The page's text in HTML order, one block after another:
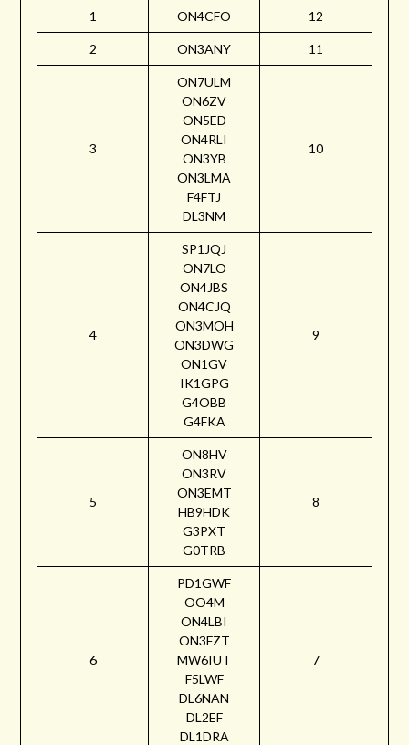
1 ON4CFO 12
2 ON3ANY 11
3
ON7ULM
ON6ZV
ON5ED
ON4RLI
ON3YB
ON3LMA
F4FTJ
DL3NM
10
4
SP1JQJ
ON7LO
ON4JBS
ON4CJQ
ON3MOH
ON3DWG
ON1GV
IK1GPG
G4OBB
G4FKA
9
5
ON8HV
ON3RV
ON3EMT
HB9HDK
G3PXT
G0TRB
8
6
PD1GWF
OO4M
ON4LBI
ON3FZT
MW6IUT
F5LWF
DL6NAN
DL2EF
DL1DRA
7